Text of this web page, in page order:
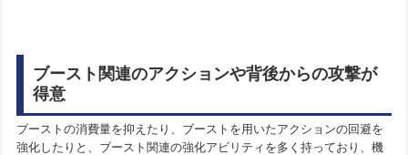
ブースト関連のアクションや背後からの攻撃が
得意
ブーストの消費量を抑えたり、ブーストを用いたアクションの回避を
強化したりと、ブースト関連の強化アビリティを多く持っており、機